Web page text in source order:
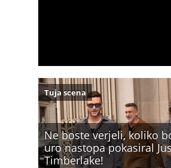
Ne boste verjeli, koliko
uro nastopa pokasiral
Timberlake!
Tuja scena